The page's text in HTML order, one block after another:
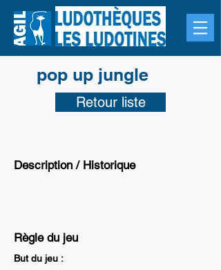
pop up jungle
Retour liste
Description / Historique
Règle du jeu
But du jeu :